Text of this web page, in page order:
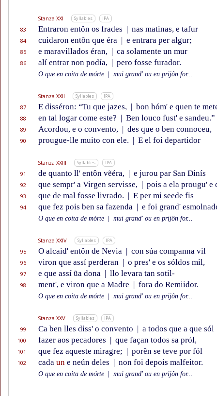
Stanza XXI Syllables IPA
83 Entraron entôn os frades | nas matinas, e tafur
84 cuidaron entôn que éra | e entrara per algur;
85 e maravillados éran, | ca solamente un mur
86 alí entrar non podía, | pero fosse furador.
O que en coita de mórte mui grand' ou en prijôn for...
Stanza XXII Syllables IPA
87 E disséron: “Tu que jazes, | bon hóm' e quen te
88 en tal logar come este? | Ben louco fust' e sandeu.”
89 Acordou, e o convento, | des que o ben connoceu,
90 prougue-lle muito con ele. | E el foi departidor
Stanza XXIII Syllables IPA
91 de quanto ll' entôn vẽéra, | e jurou par San Dinís
92 que sempr' a Virgen servisse, | pois a ela prougu' e
93 que de mal fosse livrado. | E per mi seede fis
94 que fez pois ben sa fazenda | e foi grand'
O que en coita de mórte mui grand' ou en prijôn for...
Stanza XXIV Syllables IPA
95 O alcaid' entôn de Nevia | con súa companna vil
96 viron que assí perderan | o pres' e os sóldos mil,
97 e que assí ũa dona | llo levara tan sotil-
98 ment', e viron que a Madre | fora do Remiidor.
O que en coita de mórte mui grand' ou en prijôn for...
Stanza XXV Syllables IPA
99 Ca ben lles diss' o convento | a todos que a que sól
100 fazer aos pecadores | que façan todos sa pról,
101 que fez aqueste miragre; | porên se teve por fól
102 cada un e neún deles | non foi depois malfeitor.
O que en coita de mórte mui grand' ou en prijôn for...